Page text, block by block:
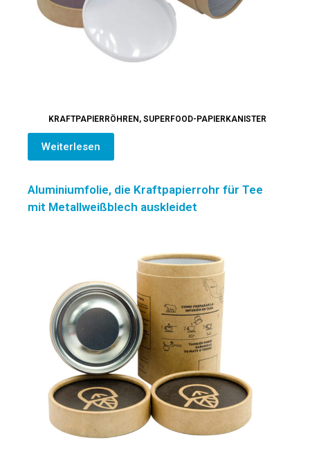
KRAFTPAPIERRÖHREN , SUPERFOOD-PAPIERKANISTER
Weiterlesen
Aluminiumfolie, die Kraftpapierrohr für Tee
mit Metallweißblech auskleidet